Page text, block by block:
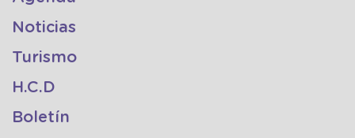
Noticias
Turismo
H.C.D
Boletín